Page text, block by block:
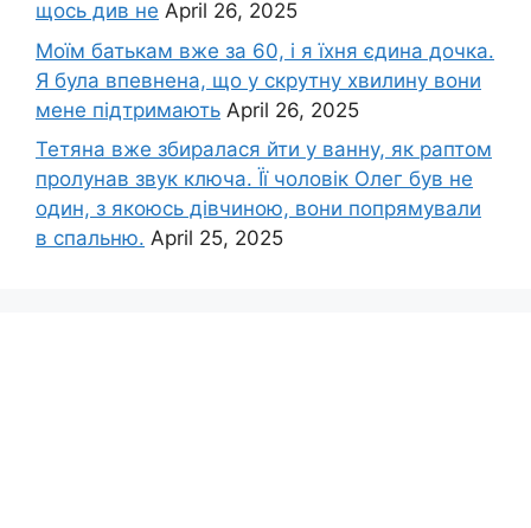
щось див не April 26, 2025
Моїм батькам вже за 60, і я їхня єдина дочка.
Я була впевнена, що у скрутну хвилину вони
мене підтримають April 26, 2025
Тетяна вже збиралася йти у ванну, як раптом
пролунав звук ключа. Її чоловік Олег був не
один, з якоюсь дівчиною, вони попрямували
в спальню. April 25, 2025